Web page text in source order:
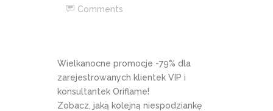
Comments
Wielkanocne promocje -79% dla
zarejestrowanych klientek VIP i
konsultantek Oriflame!
Zobacz, jaką kolejną niespodziankę